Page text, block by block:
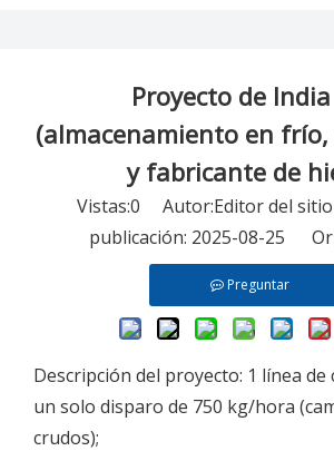
Proyecto de India
(almacenamiento en
y fabricante de
Vistas:0 Autor:Editor del
publicación: 2025-08-25
Preguntar
Descripción del proyecto: 1 línea de
un solo disparo de 750 kg/hora
crudos);